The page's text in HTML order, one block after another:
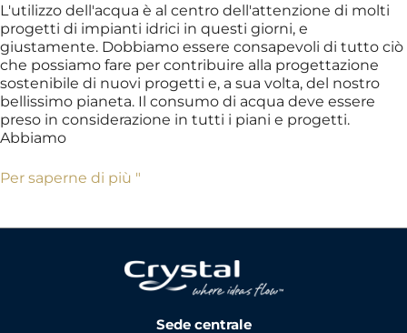
L'utilizzo dell'acqua è al centro dell'attenzione di molti
progetti di impianti idrici in questi giorni, e
giustamente. Dobbiamo essere consapevoli di tutto ciò
che possiamo fare per contribuire alla progettazione
sostenibile di nuovi progetti e, a sua volta, del nostro
bellissimo pianeta. Il consumo di acqua deve essere
preso in considerazione in tutti i piani e progetti.
Abbiamo
Per saperne di più "
Sede centrale